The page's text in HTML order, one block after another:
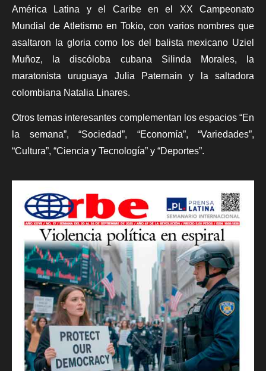
América Latina y el Caribe en el XX Campeonato
Mundial de Atletismo en Tokio, con varios nombres que
asaltaron la gloria como los del balista mexicano Uziel
Muñoz, la discóloba cubana Silinda Morales, la
maratonista uruguaya Julia Paternain y la saltadora
colombiana Natalia Linares.
Otros temas interesantes complementan los espacios “En
la semana”, “Sociedad”, “Economía”, “Variedades”,
“Cultura”, “Ciencia y Tecnología” y “Deportes”.